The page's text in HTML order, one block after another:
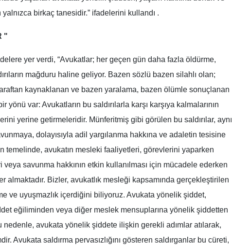
birkaç tanesidir.” ifadelerini kullandı .
"
yer verdi, “Avukatlar; her geçen gün daha fazla öldürme,
mağduru haline geliyor. Bazen sözlü bazen silahlı olan;
kaynaklanan ve bazen yaralama, bazen ölümle sonuçlanan
yönü var: Avukatların bu saldırılarla karşı karşıya kalmalarının
yerine getirmeleridir. Münferitmiş gibi görülen bu saldırılar, aynı
dolayısıyla adil yargılanma hakkına ve adaletin tesisine
temelinde, avukatın mesleki faaliyetleri, görevlerini yaparken
savunma hakkının etkin kullanılması için mücadele ederken
almaktadır. Bizler, avukatlık mesleği kapsamında gerçekleştirilen
ve uyuşmazlık içerdiğini biliyoruz. Avukata yönelik şiddet,
eğiliminden veya diğer meslek mensuplarına yönelik şiddetten
nedenle, avukata yönelik şiddete ilişkin gerekli adımlar atılarak,
Avukata saldırma pervasızlığını gösteren saldırganlar bu cüreti,